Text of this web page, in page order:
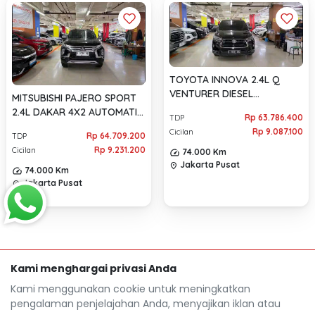
MITSUBISHI PAJERO SPORT
2.4L DAKAR 4X2 AUTOMATIC
TDP Rp 64.709.200
Cicilan
Rp 9.231.200
74.000 Km
location_onJakarta Pusat
TOYOTA INNOVA 2.4L Q
VENTURER DIESEL
TDP Rp 63.786.400
Cicilan
Rp 9.087.100
74.000 Km
location_on Jakarta Pusat
Kami menghargai privasi Anda
Kami menggunakan cookie untuk meningkatkan
pengalaman penjelajahan Anda, menyajikan iklan atau